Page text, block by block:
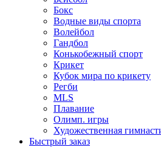
Бокс
Водные виды спорта
Волейбол
Гандбол
Конькобежный спорт
Крикет
Кубок мира по крикету
Регби
MLS
Плавание
Олимп. игры
Художественная
Быстрый заказ